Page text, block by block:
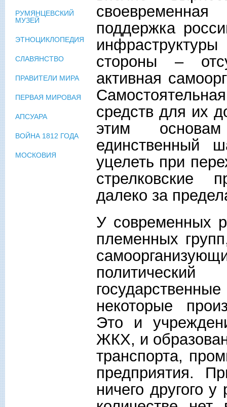
поддержка
инфраструктуры
стороны –
активная
средств для их
этим
единственный
уцелеть при
стрелковские
далеко за
У современных
племенных
некоторые
Это и
ЖКХ, и
транспорта,
предприятия.
ничего другого
РУМЯНЦЕВСКИЙ
МУЗЕЙ
ЭТНОЦИКЛОПЕДИЯ
СЛАВЯНСТВО
ПРАВИТЕЛИ МИРА
ПЕРВАЯ МИРОВАЯ
АПСУАРА
ВОЙНА 1812 ГОДА
МОСКОВИЯ